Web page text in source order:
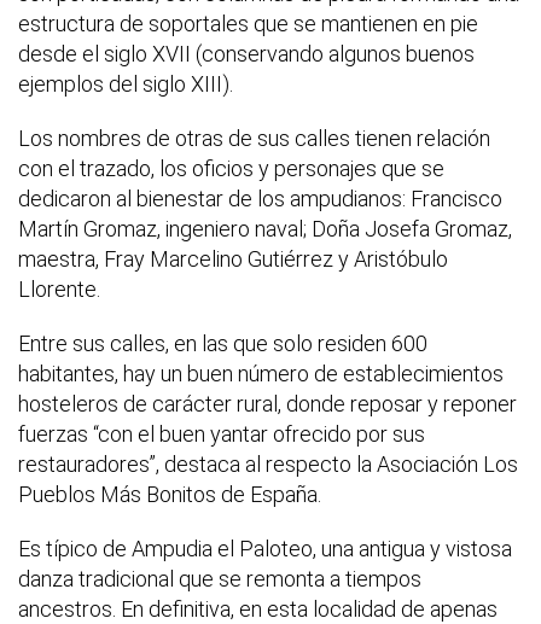
estructura de soportales que se mantienen en pie
desde el siglo XVII (conservando algunos buenos
ejemplos del siglo XIII).
Los nombres de otras de sus calles tienen relación
con el trazado, los oficios y personajes que se
dedicaron al bienestar de los ampudianos: Francisco
Martín Gromaz, ingeniero naval; Doña Josefa Gromaz,
maestra, Fray Marcelino Gutiérrez y Aristóbulo
Llorente.
Entre sus calles, en las que solo residen 600
habitantes, hay un buen número de establecimientos
hosteleros de carácter rural, donde reposar y reponer
fuerzas “con el buen yantar ofrecido por sus
restauradores”, destaca al respecto la Asociación Los
Pueblos Más Bonitos de España.
Es típico de Ampudia el Paloteo, una antigua y vistosa
danza tradicional que se remonta a tiempos
ancestros. En definitiva, en esta localidad de apenas